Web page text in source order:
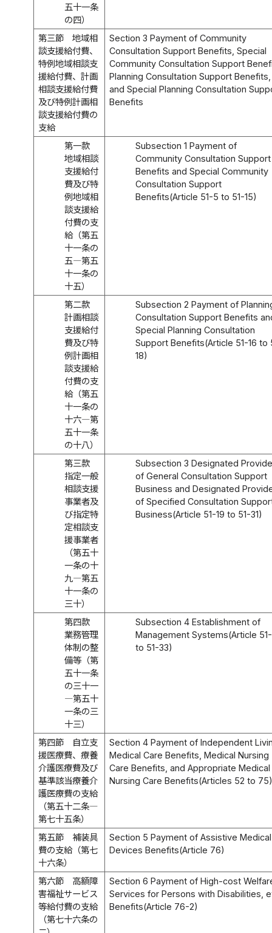
五十一条
の四）
第三節 地域相
談支援給付費、
特例地域相談支
援給付費、計画
相談支援給付費
及び特例計画相
談支援給付費の
支給
Section 3 Payment of Community
Consultation Support Benefits, Special
Community Consultation Support
Planning Consultation Support Benefits,
and Special Planning Consultation
Benefits
第一款
地域相談
支援給付
費及び特
例地域相
談支援給
付費の支
給（第五
十一条の
五―第五
十一条の
十五）
Subsection 1 Payment of
Community Consultation Support
Benefits and Special Community
Consultation Support
Benefits(Article 51-5 to 51-15)
第二款
計画相談
支援給付
費及び特
例計画相
談支援給
付費の支
給（第五
十一条の
十六―第
五十一条
の十八）
Subsection 2 Payment of
Consultation Support Benefits
Special Planning Consultation
Support Benefits(Article 51-16 to
18)
第三款
指定一般
相談支援
事業者及
び指定特
定相談支
援事業者
（第五十
一条の十
九―第五
十一条の
三十）
Subsection 3 Designated
of General Consultation Support
Business and Designated
of Specified Consultation
Business(Article 51-19 to 51-31)
第四款
業務管理
体制の整
備等（第
五十一条
の三十一
―第五十
一条の三
十三）
Subsection 4 Establishment of
Management Systems(Article 51-
to 51-33)
第四節 自立支
援医療費、療養
介護医療費及び
基準該当療養介
護医療費の支給
（第五十二条―
第七十五条）
Section 4 Payment of Independent
Medical Care Benefits, Medical Nursing
Care Benefits, and Appropriate Medical
Nursing Care Benefits(Articles 52 to 75)
第五節 補装具
費の支給（第七
十六条）
Section 5 Payment of Assistive Medical
Devices Benefits(Article 76)
第六節 高額障
害福祉サービス
等給付費の支給
（第七十六条の
Section 6 Payment of High-cost
Services for Persons with Disabilities,
Benefits(Article 76-2)